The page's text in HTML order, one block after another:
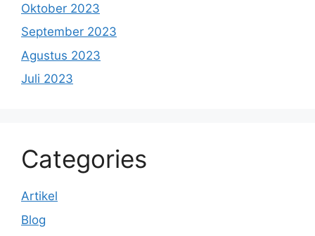
Oktober 2023
September 2023
Agustus 2023
Juli 2023
Categories
Artikel
Blog